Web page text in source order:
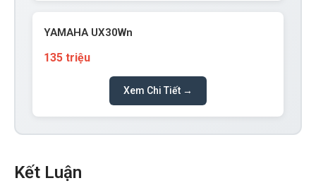
YAMAHA UX30Wn
135 triệu
Xem Chi Tiết →
Kết Luận